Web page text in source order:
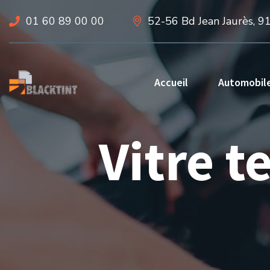
01 60 89 00 00 52-56 Bd Jean Jaurès,
Accueil
Vitre